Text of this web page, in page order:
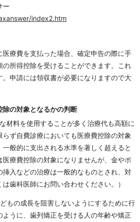
ー
index2.htm
医療費を支払った場合、確定申告の際に手
所得控除を受けることができます。これ
。申請には領収書が必要になりますので大
除の対象となるかの判断
材料を使用することが多く治療代も高額に
ず自費診療においても医療費控除の対象
般的に支出される水準を著しく超えると
療費控除の対象になりませんが、金やポ
挿入などの治療は一般的なものとされ、対
歯科医師にお問い合わせください。）
もの成長を阻害しないようにするために行
ように、歯列矯正を受ける人の年齢や矯正